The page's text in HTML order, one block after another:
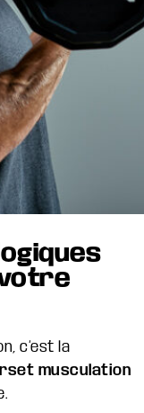
c’est la
musculation